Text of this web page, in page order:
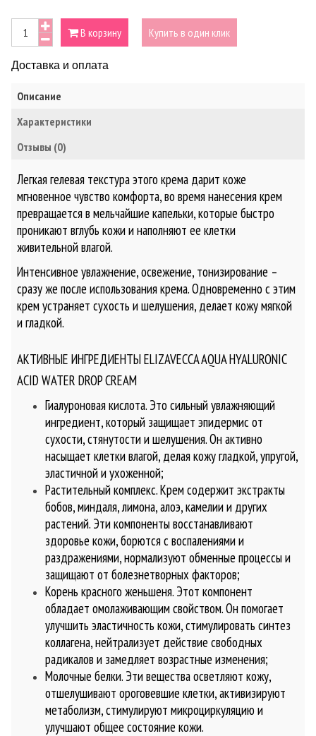
В корзину Купить в один клик
Доставка и оплата
Описание
Характеристики
Отзывы (0)
Легкая гелевая текстура этого крема дарит коже
мгновенное чувство комфорта, во время нанесения крем
превращается в мельчайшие капельки, которые быстро
проникают вглубь кожи и наполняют ее клетки
живительной влагой.
Интенсивное увлажнение, освежение, тонизирование –
сразу же после использования крема. Одновременно с этим
крем устраняет сухость и шелушения, делает кожу мягкой
и гладкой.
АКТИВНЫЕ ИНГРЕДИЕНТЫ ELIZAVECCA AQUA HYALURONIC
ACID WATER DROP CREAM
Гиалуроновая кислота. Это сильный увлажняющий
ингредиент, который защищает эпидермис от
сухости, стянутости и шелушения. Он активно
насыщает клетки влагой, делая кожу гладкой, упругой,
эластичной и ухоженной;
Растительный комплекс. Крем содержит экстракты
бобов, миндаля, лимона, алоэ, камелии и других
растений. Эти компоненты восстанавливают
здоровье кожи, борются с воспалениями и
раздражениями, нормализуют обменные процессы и
защищают от болезнетворных факторов;
Корень красного женьшеня. Этот компонент
обладает омолаживающим свойством. Он помогает
улучшить эластичность кожи, стимулировать синтез
коллагена, нейтрализует действие свободных
радикалов и замедляет возрастные изменения;
Молочные белки. Эти вещества осветляют кожу,
отшелушивают ороговевшие клетки, активизируют
метаболизм, стимулируют микроциркуляцию и
улучшают общее состояние кожи.